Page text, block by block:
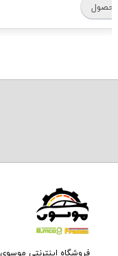
فروشگاه اینترنتی موسوی